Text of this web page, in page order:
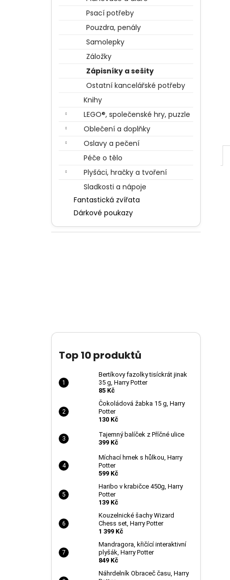
Psací potřeby
Pouzdra, penály
Samolepky
Záložky
Zápisníky a sešity
Ostatní kancelářské potřeby
Knihy
LEGO®, společenské hry, puzzle
Oblečení a doplňky
Oslavy a pečení
Péče o tělo
Plyšáci, hračky a tvoření
Sladkosti a nápoje
Fantastická zvířata
Dárkové poukazy
Top 10 produktů
Bertíkovy fazolky tisíckrát jinak
35 g, Harry Potter
85 Kč
Čokoládová žabka 15 g, Harry
Potter
130 Kč
Tajemný balíček z Příčné ulice
399 Kč
Míchací hrnek s hůlkou, Harry
Potter
599 Kč
Haribo v krabičce 450g, Harry
Potter
139 Kč
Kouzelnické šachy Wizard
Chess set, Harry Potter
1 399 Kč
Mandragora, křičící interaktivní
plyšák, Harry Potter
849 Kč
Náhrdelník Obraceč času, Harry
BERTÍKOVY FAZOLKY TISÍCKRÁT JINAK
35 G, HARRY POTTER